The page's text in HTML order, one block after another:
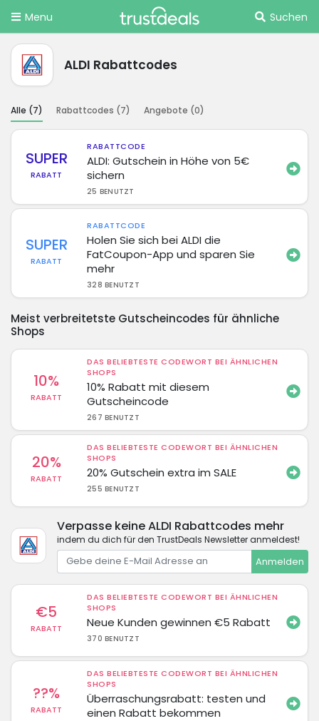
Menu Suchen
ALDI Rabattcodes
Alle (7) Rabattcodes (7) Angebote (0)
SUPER
RABATT
RABATTCODE
ALDI: Gutschein in Höhe von 5€
sichern
25 BENUTZT
SUPER
RABATT
RABATTCODE
Holen Sie sich bei ALDI die
FatCoupon-App und sparen Sie
mehr
328 BENUTZT
Meist verbreitetste Gutscheincodes für ähnliche
Shops
10%
RABATT
DAS BELIEBTESTE CODEWORT BEI ÄHNLICHEN
SHOPS
10% Rabatt mit diesem
Gutscheincode
267 BENUTZT
20%
RABATT
DAS BELIEBTESTE CODEWORT BEI ÄHNLICHEN
SHOPS
20% Gutschein extra im SALE
255 BENUTZT
Verpasse keine ALDI Rabattcodes mehr
indem du dich für den TrustDeals Newsletter anmeldest!
Anmelden
€5
RABATT
DAS BELIEBTESTE CODEWORT BEI ÄHNLICHEN
SHOPS
Neue Kunden gewinnen €5 Rabatt
370 BENUTZT
??%
RABATT
DAS BELIEBTESTE CODEWORT BEI ÄHNLICHEN
SHOPS
Überraschungsrabatt: testen und
einen Rabatt bekommen